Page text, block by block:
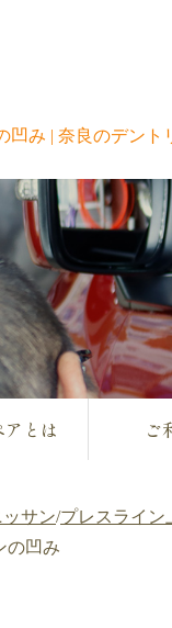
とは ご
サン/プレスライン
の凹み